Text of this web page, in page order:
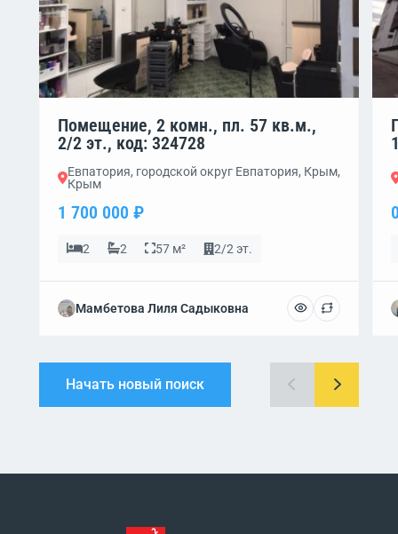
Помещение, 2 комн., пл. 57 кв.м.,
2/2 эт., код: 324728
Евпатория, городской округ Евпатория, Крым,
Крым
1 700 000 ₽
2 2 57 м² 2/2 эт.
Мамбетова Лиля Садыковна
Начать новый поиск